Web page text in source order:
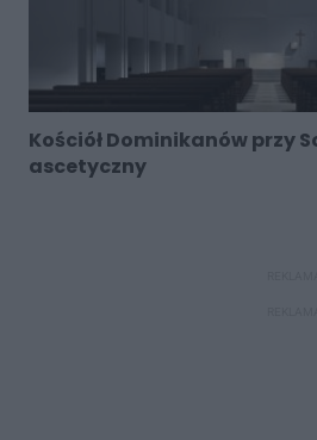
Kościół Dominikanów przy
ascetyczny